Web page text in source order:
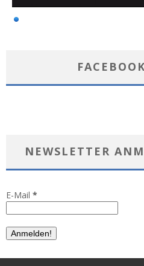
FACEBOOK
NEWSLETTER
E-Mail *